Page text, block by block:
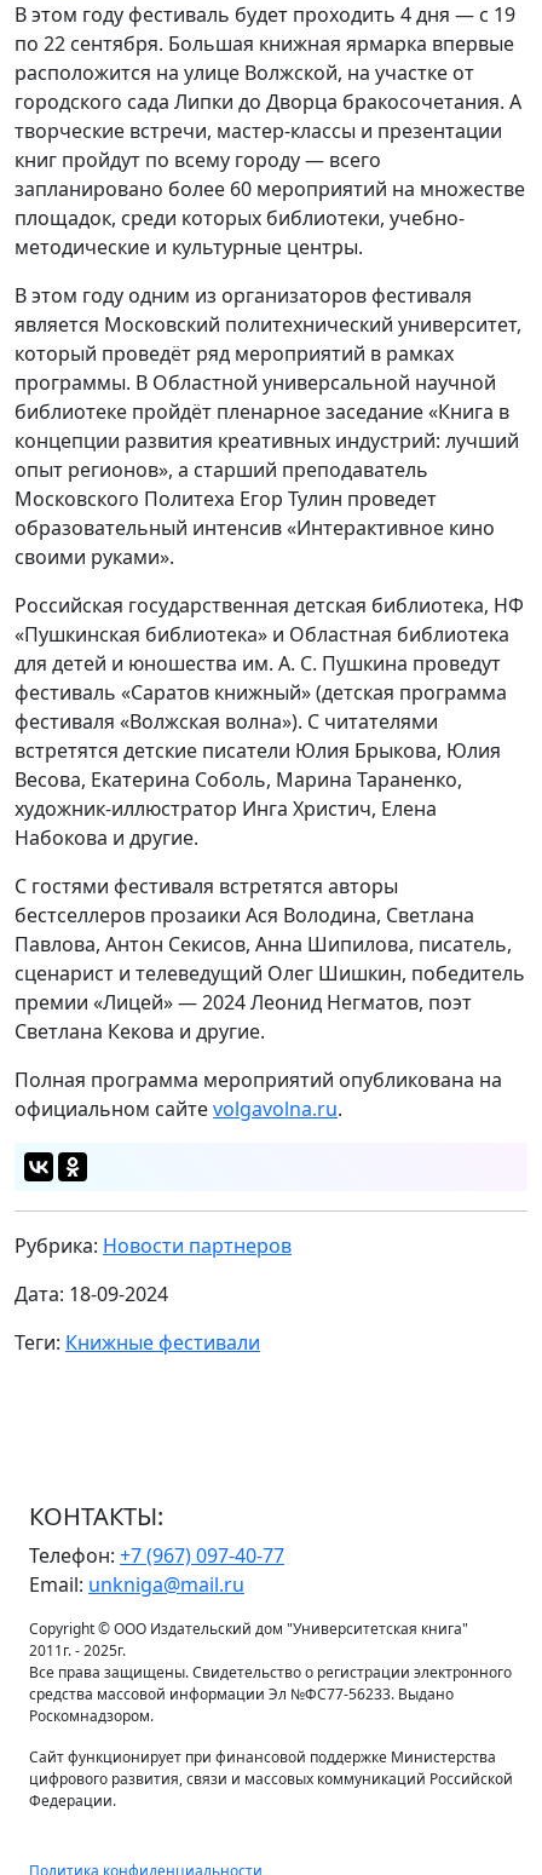
В этом году фестиваль будет проходить 4 дня — с 19
по 22 сентября. Большая книжная ярмарка впервые
расположится на улице Волжской, на участке от
городского сада Липки до Дворца бракосочетания. А
творческие встречи, мастер-классы и презентации
книг пройдут по всему городу — всего
запланировано более 60 мероприятий на множестве
площадок, среди которых библиотеки, учебно-
методические и культурные центры.
В этом году одним из организаторов фестиваля
является Московский политехнический университет,
который проведёт ряд мероприятий в рамках
программы. В Областной универсальной научной
библиотеке пройдёт пленарное заседание «Книга в
концепции развития креативных индустрий: лучший
опыт регионов», а старший преподаватель
Московского Политеха Егор Тулин проведет
образовательный интенсив «Интерактивное кино
своими руками».
Российская государственная детская библиотека, НФ
«Пушкинская библиотека» и Областная библиотека
для детей и юношества им. А. С. Пушкина проведут
фестиваль «Саратов книжный» (детская программа
фестиваля «Волжская волна»). С читателями
встретятся детские писатели Юлия Брыкова, Юлия
Весова, Екатерина Соболь, Марина Тараненко,
художник-иллюстратор Инга Христич, Елена
Набокова и другие.
С гостями фестиваля встретятся авторы
бестселлеров прозаики Ася Володина, Светлана
Павлова, Антон Секисов, Анна Шипилова, писатель,
сценарист и телеведущий Олег Шишкин, победитель
премии «Лицей» — 2024 Леонид Негматов, поэт
Светлана Кекова и другие.
Полная программа мероприятий опубликована на
официальном сайтеvolgavolna.ru.
Рубрика: Новости партнеров
Дата: 18-09-2024
Теги: Книжные фестивали
КОНТАКТЫ:
Телефон: +7 (967) 097-40-77
Email: unkniga@mail.ru
Copyright © ООО Издательский дом "Университетская книга"
2011г. - 2025г.
Все права защищены. Свидетельство о регистрации электронного
средства массовой информации Эл №ФС77-56233. Выдано
Роскомнадзором.
Сайт функционирует при финансовой поддержке Министерства
цифрового развития, связи и массовых коммуникаций Российской
Федерации.